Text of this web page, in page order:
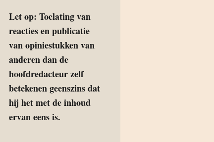
Let op: Toelating van
reacties en publicatie
van opiniestukken van
anderen dan de
hoofdredacteur zelf
betekenen geenszins dat
hij het met de inhoud
ervan eens is.